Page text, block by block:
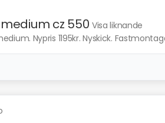
cz 550 Visa liknande
Nypris 1195kr. Nyskick.